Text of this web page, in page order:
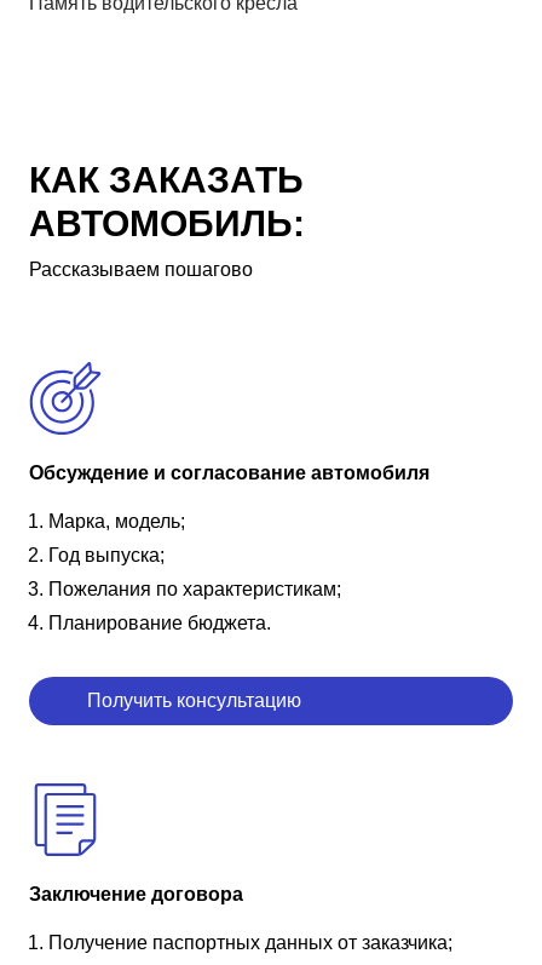
КАК ЗАКАЗАТЬ
АВТОМОБИЛЬ:
Рассказываем пошагово
Обсуждение и согласование автомобиля
Марка, модель;
Год выпуска;
Пожелания по характеристикам;
Планирование бюджета.
Получить консультацию
Заключение договора
Получение паспортных данных от заказчика;